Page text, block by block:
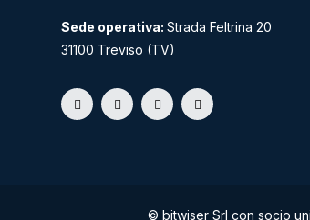
Sede operativa: Strada Feltrina 20
31100 Treviso (TV)
© bitwiser Srl con socio